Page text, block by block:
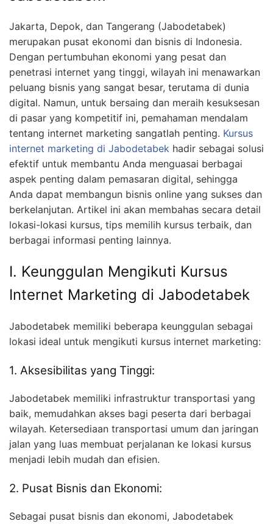
Jakarta, Depok, dan Tangerang (Jabodetabek)
merupakan pusat ekonomi dan bisnis di Indonesia.
Dengan pertumbuhan ekonomi yang pesat dan
penetrasi internet yang tinggi, wilayah ini menawarkan
peluang bisnis yang sangat besar, terutama di dunia
digital. Namun, untuk bersaing dan meraih kesuksesan
di pasar yang kompetitif ini, pemahaman mendalam
tentang internet marketing sangatlah penting. Kursus
internet marketing di Jabodetabek hadir sebagai solusi
efektif untuk membantu Anda menguasai berbagai
aspek penting dalam pemasaran digital, sehingga
Anda dapat membangun bisnis online yang sukses dan
berkelanjutan. Artikel ini akan membahas secara detail
lokasi-lokasi kursus, tips memilih kursus terbaik, dan
berbagai informasi penting lainnya.
I. Keunggulan Mengikuti Kursus
Internet Marketing di Jabodetabek
Jabodetabek memiliki beberapa keunggulan sebagai
lokasi ideal untuk mengikuti kursus internet marketing:
1. Aksesibilitas yang Tinggi:
Jabodetabek memiliki infrastruktur transportasi yang
baik, memudahkan akses bagi peserta dari berbagai
wilayah. Ketersediaan transportasi umum dan jaringan
jalan yang luas membuat perjalanan ke lokasi kursus
menjadi lebih mudah dan efisien.
2. Pusat Bisnis dan Ekonomi:
Sebagai pusat bisnis dan ekonomi, Jabodetabek